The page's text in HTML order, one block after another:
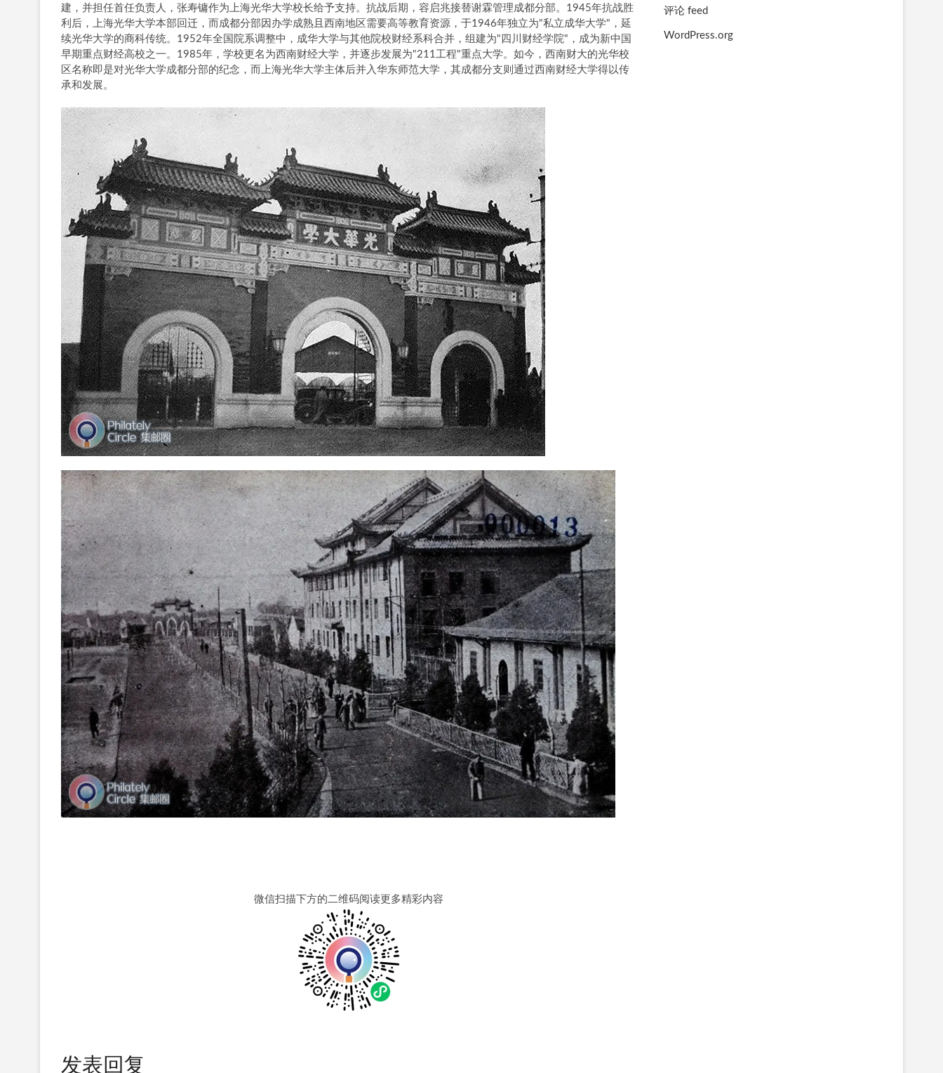
建，并担任首任负责人，张寿镛作为上海光华大学校长给予支持。抗战后期，容启兆接替谢霖管理成都分部。1945年抗战胜
利后，上海光华大学本部回迁，而成都分部因办学成熟且西南地区需要高等教育资源，于1946年独立为"私立成华大学"，延
续光华大学的商科传统。1952年全国院系调整中，成华大学与其他院校财经系科合并，组建为"四川财经学院"，成为新中国
早期重点财经高校之一。1985年，学校更名为西南财经大学，并逐步发展为"211工程"重点大学。如今，西南财大的光华校
区名称即是对光华大学成都分部的纪念，而上海光华大学主体后并入华东师范大学，其成都分支则通过西南财经大学得以传
承和发展。
微信扫描下方的二维码阅读更多精彩内容
发表回复
评论 feed
WordPress.org